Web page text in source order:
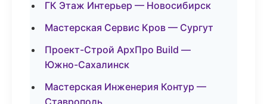
ГК Этаж Интерьер — Новосибирск
Мастерская Сервис Кров — Сургут
Проект-Строй АрхПро Build —
Южно-Сахалинск
Мастерская Инженерия Контур —
Ставрополь